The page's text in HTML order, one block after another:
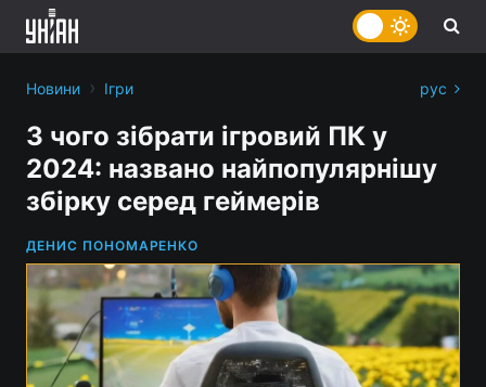
Новини › Ігри рус
З чого зібрати ігровий ПК у
2024: названо найпопулярнішу
збірку серед геймерів
ДЕНИС ПОНОМАРЕНКО